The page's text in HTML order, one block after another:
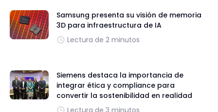
Samsung presenta su visión de memoria
3D para infraestructura de IA
Lectura de 2 minutos
Siemens destaca la importancia de
integrar ética y compliance para
convertir la sostenibilidad en realidad
Lectura de 3 minutos